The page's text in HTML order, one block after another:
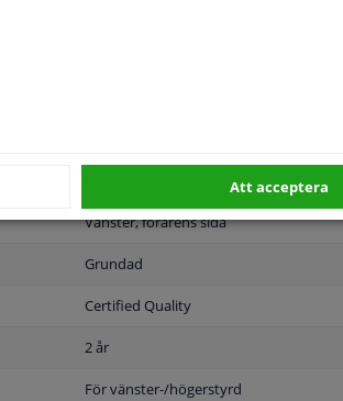
Vänster, förarens sida
Grundad
Certified Quality
2 år
För vänster-/högerstyrd
Att acceptera